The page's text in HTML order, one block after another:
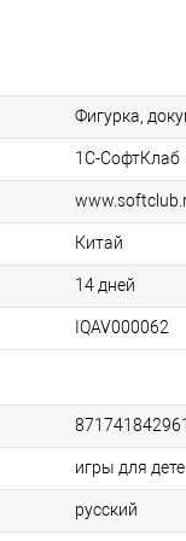
Фигурка,
1С-СофтКлаб
Китай
14 дней
IQAV000062
игры для
русский